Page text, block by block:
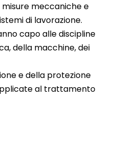
meccaniche e
di lavorazione.
capo alle discipline
della macchine, dei
e della protezione
al trattamento